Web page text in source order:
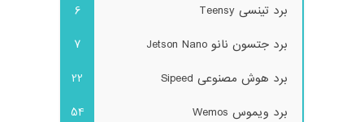
برد تینسی Teensy
6
برد جتسون نانو Jetson Nano
7
برد هوش مصنوعی Sipeed
22
برد ویموس Wemos
54